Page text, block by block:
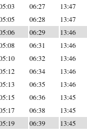
06:27 13:47
06:28 13:47
06:29 13:46
06:31 13:46
06:32 13:46
06:34 13:46
06:35 13:46
06:36 13:45
06:38 13:45
06:39 13:45